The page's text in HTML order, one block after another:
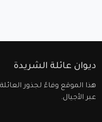
ديوان عائلة الشريدة
هذا الموقع وفاءً لجذور
عبر الأجيال.